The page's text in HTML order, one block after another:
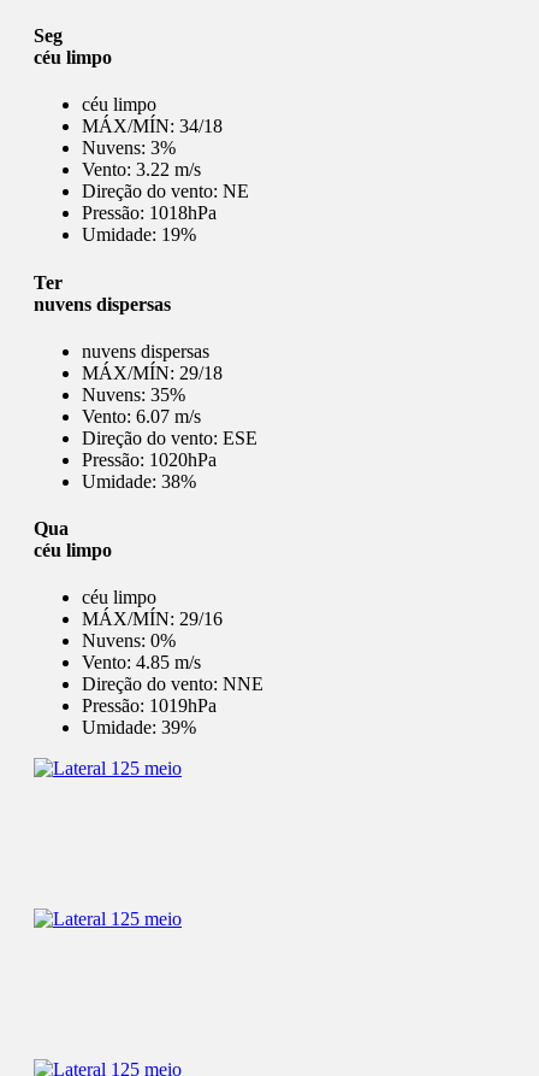
Seg
céu limpo
céu limpo
MÁX/MÍN: 34/18
Nuvens: 3%
Vento: 3.22 m/s
Direção do vento: NE
Pressão: 1018hPa
Umidade: 19%
Ter
nuvens dispersas
nuvens dispersas
MÁX/MÍN: 29/18
Nuvens: 35%
Vento: 6.07 m/s
Direção do vento: ESE
Pressão: 1020hPa
Umidade: 38%
Qua
céu limpo
céu limpo
MÁX/MÍN: 29/16
Nuvens: 0%
Vento: 4.85 m/s
Direção do vento: NNE
Pressão: 1019hPa
Umidade: 39%